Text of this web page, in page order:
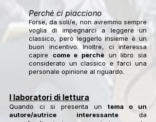
Perchè ci piacciono
Forse, da soli/e, non avremmo sempre
voglia di impegnarci a leggere un
classico, però leggerlo insieme è un
buon incentivo. Inoltre, ci interessa
capire come e perchè un libro sia
considerato un classico e farci una
personale opinione al riguardo.
I laboratori di lettura
Quando ci si presenta un tema o un
autore/autrice interessante da